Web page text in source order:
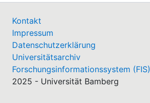
Kontakt
Impressum
Datenschutzerklärung
Universitätsarchiv
Forschungsinformationssystem (FIS)
2025 - Universität Bamberg